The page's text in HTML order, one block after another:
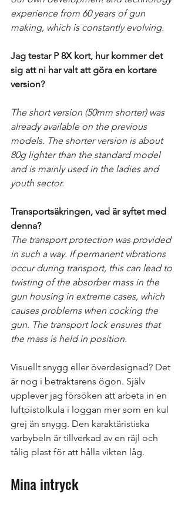
experience from 60 years of gun
making, which is constantly evolving.
Jag testar P 8X kort, hur kommer det
sig att ni har valt att göra en kortare
version?
The short version (50mm shorter) was
already available on the previous
models. The shorter version is about
80g lighter than the standard model
and is mainly used in the ladies and
youth sector.
Transportsäkringen, vad är syftet med
denna?
The transport protection was provided
in such a way. If permanent vibrations
occur during transport, this can lead to
twisting of the absorber mass in the
gun housing in extreme cases, which
causes problems when cocking the
gun. The transport lock ensures that
the mass is held in position.
Visuellt snygg eller överdesignad? Det
är nog i betraktarens ögon. Själv
upplever jag försöken att arbeta in en
luftpistolkula i loggan mer som en kul
grej än snygg. Den karaktäristiska
varbybeln är tillverkad av en räjl och
tålig plast för att hålla vikten låg.
Mina intryck